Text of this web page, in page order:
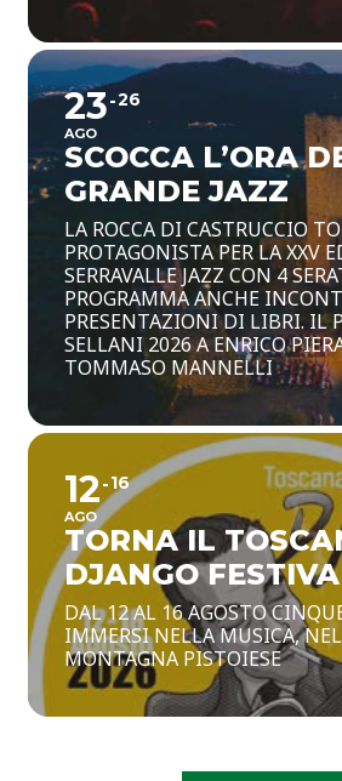
23
AGO
26
SCOCCA L’ORA
GRANDE JAZZ
LA ROCCA DI CASTRUCCIO
PROTAGONISTA PER LA XXV
SERRAVALLE JAZZ CON 4
PROGRAMMA ANCHE
PRESENTAZIONI DI LIBRI. IL
SELLANI 2026 A ENRICO
TOMMASO MANNELLI
12
AGO
16
TORNA IL
DJANGO
DAL 12 AL 16 AGOSTO
IMMERSI NELLA MUSICA,
MONTAGNA PISTOIESE